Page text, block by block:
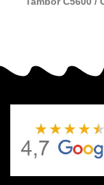
C5900 / C5950 /